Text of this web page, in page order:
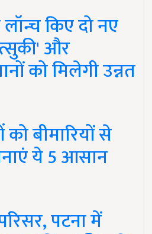
किए दो नए
और
को मिलेगी उन्नत
बीमारियों से
ये 5 आसान
पटना में